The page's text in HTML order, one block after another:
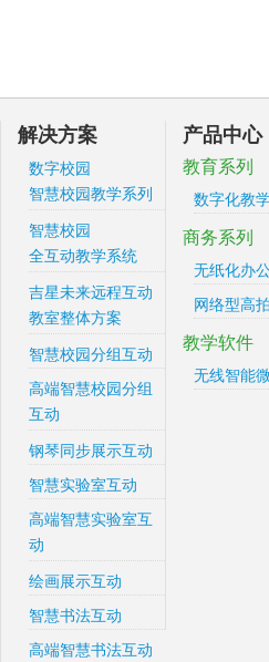
解决方案
数字校园
智慧校园教学系列
智慧校园
全互动教学系统
吉星未来远程互动
教室整体方案
智慧校园分组互动
高端智慧校园分组
互动
钢琴同步展示互动
智慧实验室互动
高端智慧实验室互
动
绘画展示互动
智慧书法互动
高端智慧书法互动
产品中心
教育系列
数字化教
商务系列
无纸化办
网络型高
教学软件
无线智能